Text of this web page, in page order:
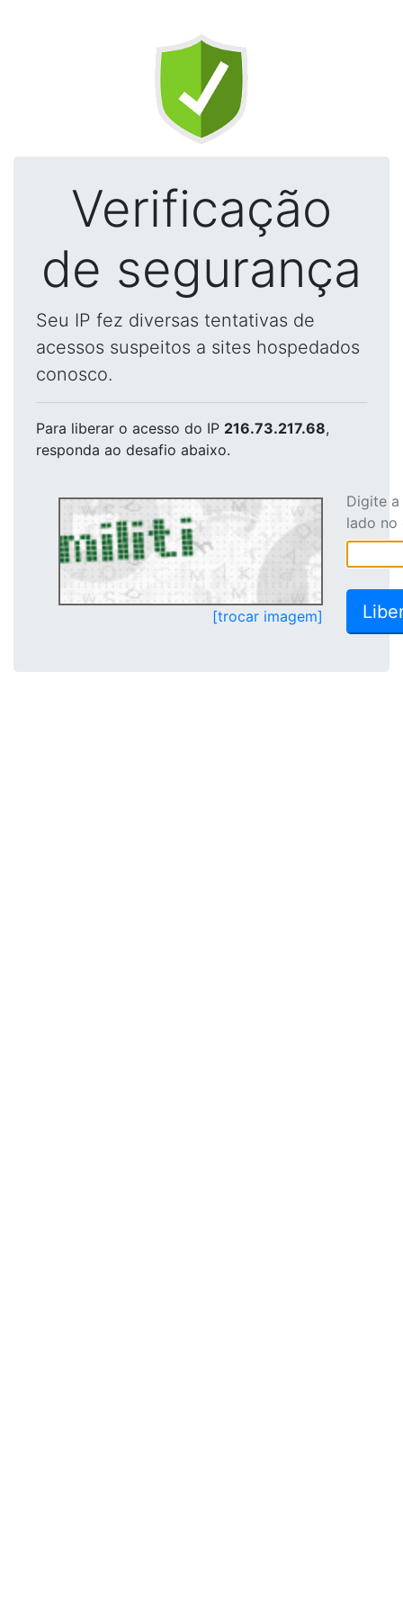
Verificação
de segurança
Seu IP fez diversas tentativas de
acessos suspeitos a sites hospedados
conosco.
Para liberar o acesso do IP 216.73.217.68,
responda ao desafio abaixo.
[trocar imagem]
Digite
lado no